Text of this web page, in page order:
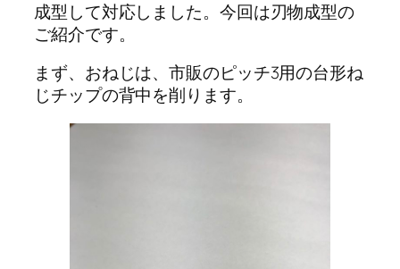
成型して対応しました。今回は刃物成型の
ご紹介です。
まず、おねじは、市販のピッチ3用の台形ね
じチップの背中を削ります。